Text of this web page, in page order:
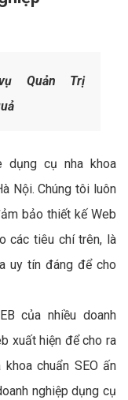
Quản Trị
dụng cụ nha khoa
Nội. Chúng tôi luôn
bảo thiết kế Web
các tiêu chí trên, là
uy tín đáng để cho
của nhiều doanh
xuất hiện để cho ra
chuẩn SEO ấn
nghiệp dụng cụ